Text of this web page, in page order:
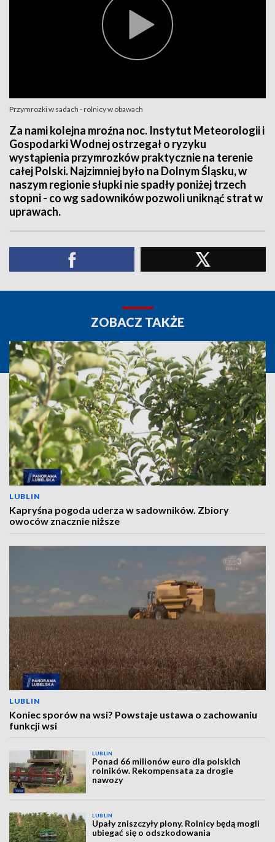
Przymrozki w sadach - rolnicy w obawach
Za nami kolejna mroźna noc. Instytut Meteorologii i
Gospodarki Wodnej ostrzegał o ryzyku
wystąpienia przymrozków praktycznie na terenie
całej Polski. Najzimniej było na Dolnym Śląsku, w
naszym regionie słupki nie spadły poniżej trzech
stopni - co wg sadowników pozwoli uniknąć strat w
uprawach.
ZOBACZ TAKŻE
LUBLIN
Kapryśna pogoda uderza w sadowników. Zbiory
owoców znacznie niższe
LUBLIN
Koniec sporów na wsi? Powstaje ustawa o zachowaniu
funkcji wsi
LUBLIN
Ponad 66 milionów euro dla polskich
rolników. Rekompensata za drogie
nawozy
LUBLIN
Upały zniszczyły plony. Rolnicy będą mogli
ubiegać się o odszkodowania